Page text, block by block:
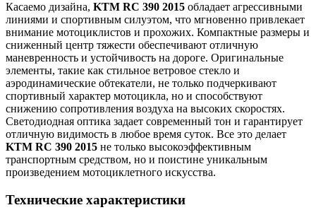
Касаемо дизайна, KTM RC 390 2015 обладает агрессивными
линиями и спортивным силуэтом, что мгновенно привлекает
внимание мотоциклистов и прохожих. Компактные размеры и
сниженный центр тяжести обеспечивают отличную
маневренность и устойчивость на дороге. Оригинальные
элементы, такие как стильное ветровое стекло и
аэродинамические обтекатели, не только подчеркивают
спортивный характер мотоцикла, но и способствуют
снижению сопротивления воздуха на высоких скоростях.
Светодиодная оптика задает современный тон и гарантирует
отличную видимость в любое время суток. Все это делает
KTM RC 390 2015 не только высокоэффективным
транспортным средством, но и поистине уникальным
произведением мотоциклетного искусства.
Технические характеристики